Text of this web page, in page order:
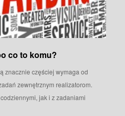
co to komu?
znacznie częściej wymaga od
zewnętrznym realizatorom.
jak i z zadaniami